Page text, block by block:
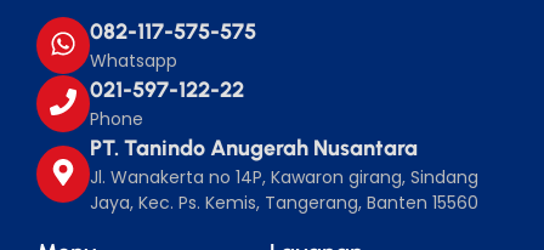
082-117-575-575
Whatsapp
021-597-122-22
Phone
PT. Tanindo Anugerah Nusantara
Jl. Wanakerta no 14P, Kawaron girang, Sindang
Jaya, Kec. Ps. Kemis, Tangerang, Banten 15560